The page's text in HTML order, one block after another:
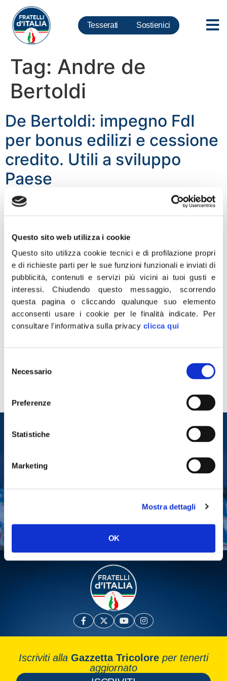
Questo sito web utilizza i cookie
Questo sito utilizza cookie tecnici e di profilazione propri
e di richieste parti per le sue funzioni funzionali e inviati di
pubblicità, contenuti e servizi più vicini ai tuoi gusti e
interessi.Chiudendo questo messaggio, scorrendo
questa pagina o cliccando qualunque suo elemento
acconsenti usare i cookie per le finalità indicate. Per
consultare l'informativa sulla privacy clicca qui
delNecessario
Preferenze
Statistiche
Marketing
Mostra dettagli
OK
Tesserati Sostienici
Tag: Andre de
Bertoldi
De Bertoldi: impegno FdI
per bonus edilizi e cessione
credito. Utili a sviluppo
Paese
“Sulla politica dei bonus edilizi e della cessione del
delle Commissioni competenti, e tutelerà le posizioni in
essere di imprese e cittadini, garantendo una regolare
misura, che andrà però sicuramente migliorata […]
Fai una donazione
Iscriviti alla Gazzetta Tricolore per tenerti
aggiornato